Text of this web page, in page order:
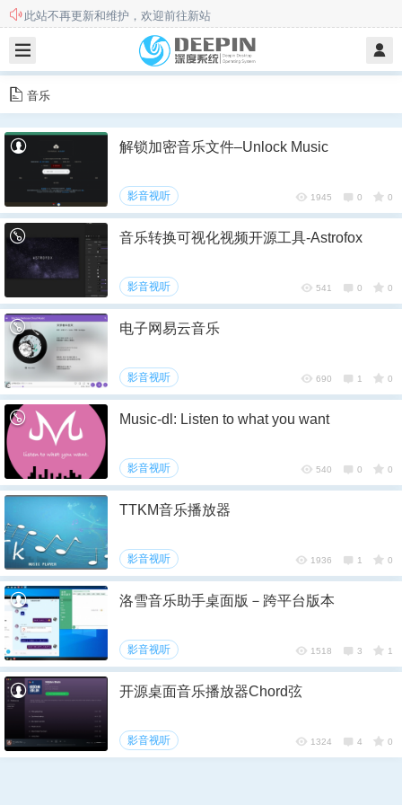
此站不再更新和维护，欢迎前往新站
本站用户须知
音乐
解锁加密音乐文件–Unlock Music
影音视听 1945 0 0
音乐转换可视化视频开源工具-Astrofox
影音视听 541 0 0
电子网易云音乐
影音视听 690 1 0
Music-dl: Listen to what you want
影音视听 540 0 0
TTKM音乐播放器
影音视听 1936 1 0
洛雪音乐助手桌面版－跨平台版本
影音视听 1518 3 1
开源桌面音乐播放器Chord弦
影音视听 1324 4 0
您没有权限发布内容，请购买会员或者提升权
限。
6位以上
6位以上
忘记密码？ 找回
社交帐号直接登录